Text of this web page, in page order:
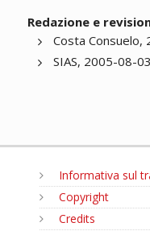
Redazione e
Costa
SIAS, 2005-08-
Informativa sul
Copyright
Credits